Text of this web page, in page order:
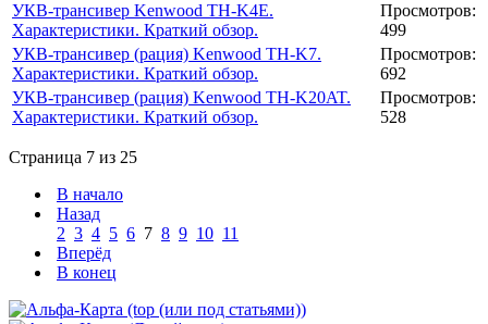
УКВ-трансивер Kenwood TH-K4E.
Характеристики. Краткий обзор.
Просмотров:
499
УКВ-трансивер (рация) Kenwood TH-K7.
Характеристики. Краткий обзор.
Просмотров:
692
УКВ-трансивер (рация) Kenwood TH-K20AT.
Характеристики. Краткий обзор.
Просмотров:
528
Страница 7 из 25
В начало
Назад
2 3 4 5 6 7 8 9 10 11
Вперёд
В конец